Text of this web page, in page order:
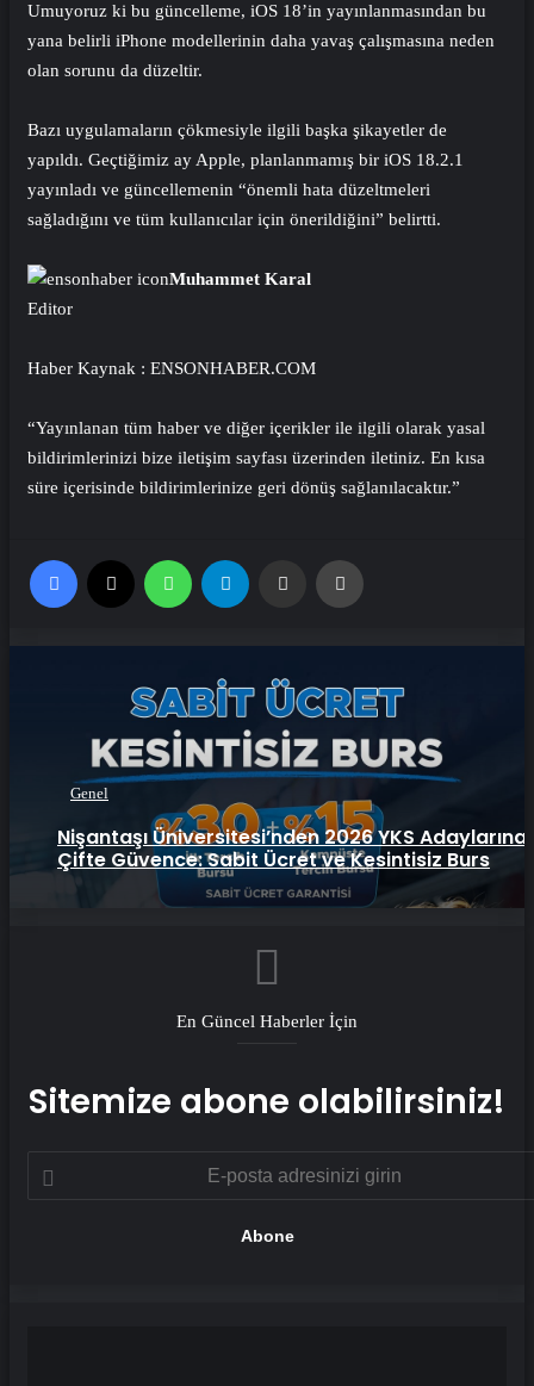
Umuyoruz ki bu güncelleme, iOS 18’in yayınlanmasından bu
yana belirli iPhone modellerinin daha yavaş çalışmasına neden
olan sorunu da düzeltir.
Bazı uygulamaların çökmesiyle ilgili başka şikayetler de
yapıldı. Geçtiğimiz ay Apple, planlanmamış bir iOS 18.2.1
yayınladı ve güncellemenin “önemli hata düzeltmeleri
sağladığını ve tüm kullanıcılar için önerildiğini” belirtti.
Muhammet Karal
Editor
Haber Kaynak : ENSONHABER.COM
“Yayınlanan tüm haber ve diğer içerikler ile ilgili olarak yasal
bildirimlerinizi bize iletişim sayfası üzerinden iletiniz. En kısa
süre içerisinde bildirimlerinize geri dönüş sağlanılacaktır.”
Facebook WhatsApp Email'den paylaş
Genel
Nişantaşı Üniversitesi’nden 2026 YKS Adaylarına
Çifte Güvence: Sabit Ücret ve Kesintisiz Burs
En Güncel Haberler İçin
Sitemize abone olabilirsiniz!
posta